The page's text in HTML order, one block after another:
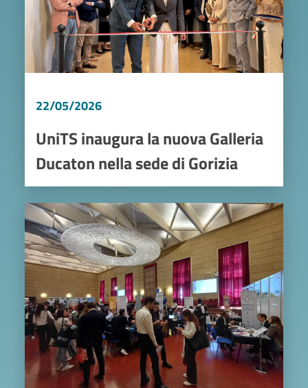
22/05/2026
UniTS inaugura la nuova Galleria
Ducaton nella sede di Gorizia
Image